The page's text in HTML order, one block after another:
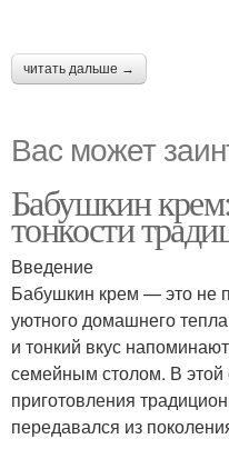
читать дальше →
Вас может
Бабушкин
тонкости
Введение
Бабушкин крем — это не
уютного домашнего
и тонкий вкус
семейным столом. В этой
приготовления
передавался из